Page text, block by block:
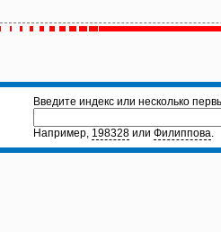
Введите индекс или несколько
Например, 198328 или Филиппова.